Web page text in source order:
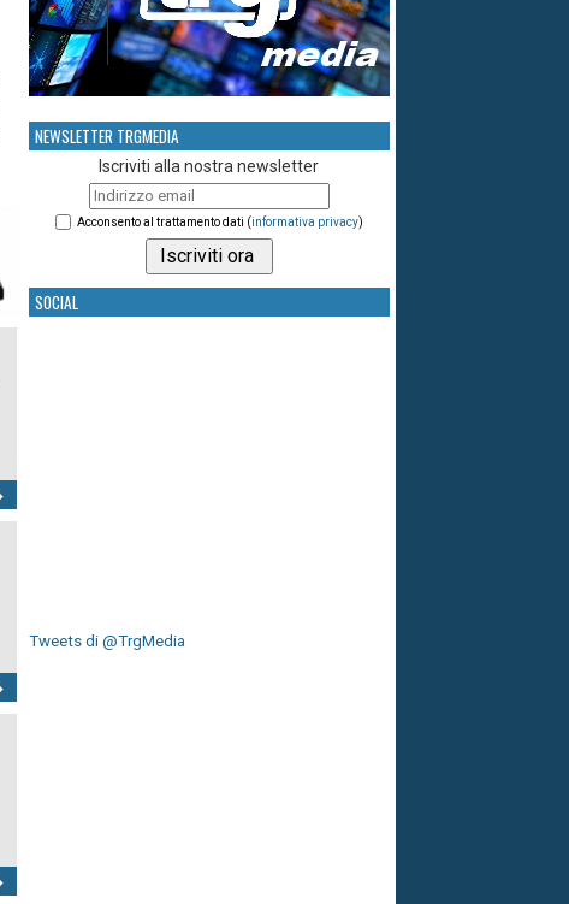
NEWSLETTER TRGMEDIA
Iscriviti alla nostra newsletter
Acconsento al trattamento dati (informativa privacy)
SOCIAL
Tweets di @TrgMedia